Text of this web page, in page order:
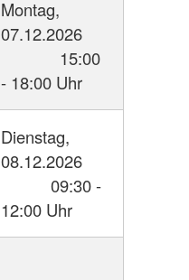
Montag,
07.12.2026
15:00
- 18:00 Uhr
Dienstag,
08.12.2026
09:30 -
12:00 Uhr